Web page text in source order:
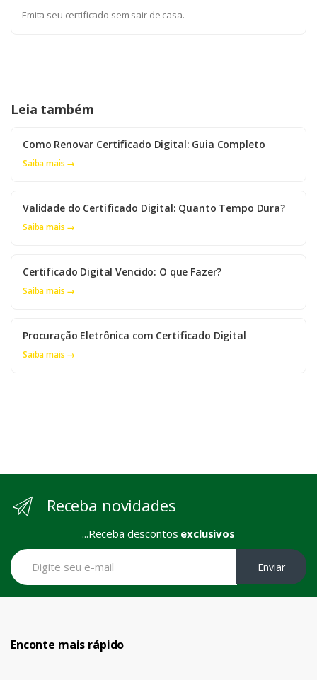
Emita seu certificado sem sair de casa.
Leia também
Como Renovar Certificado Digital: Guia Completo
Saiba mais →
Validade do Certificado Digital: Quanto Tempo Dura?
Saiba mais →
Certificado Digital Vencido: O que Fazer?
Saiba mais →
Procuração Eletrônica com Certificado Digital
Saiba mais →
Receba novidades
...Receba descontos exclusivos
Enviar
Enconte mais rápido